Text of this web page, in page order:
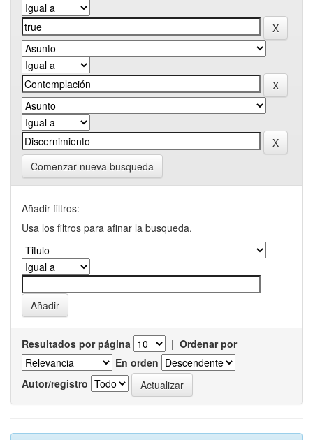
Comenzar nueva busqueda
Añadir filtros:
Usa los filtros para afinar la busqueda.
Resultados por página | Ordenar por
En orden
Autor/registro